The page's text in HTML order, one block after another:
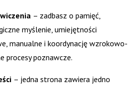
– zadbasz o pamięć,
myślenie, umiejętności
manualne i koordynację wzrokowo-
procesy poznawcze.
– jedna strona zawiera jedno